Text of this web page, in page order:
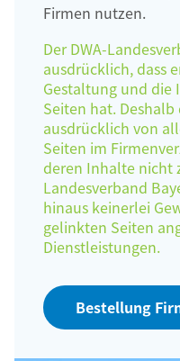
Firmen nutzen.
Der DWA-
ausdrücklich, dass
Gestaltung und
Seiten hat.
ausdrücklich von
Seiten im
deren Inhalte nicht
Landesverband
hinaus keinerlei
gelinkten Seiten
Dienstleistungen.
Bestellung